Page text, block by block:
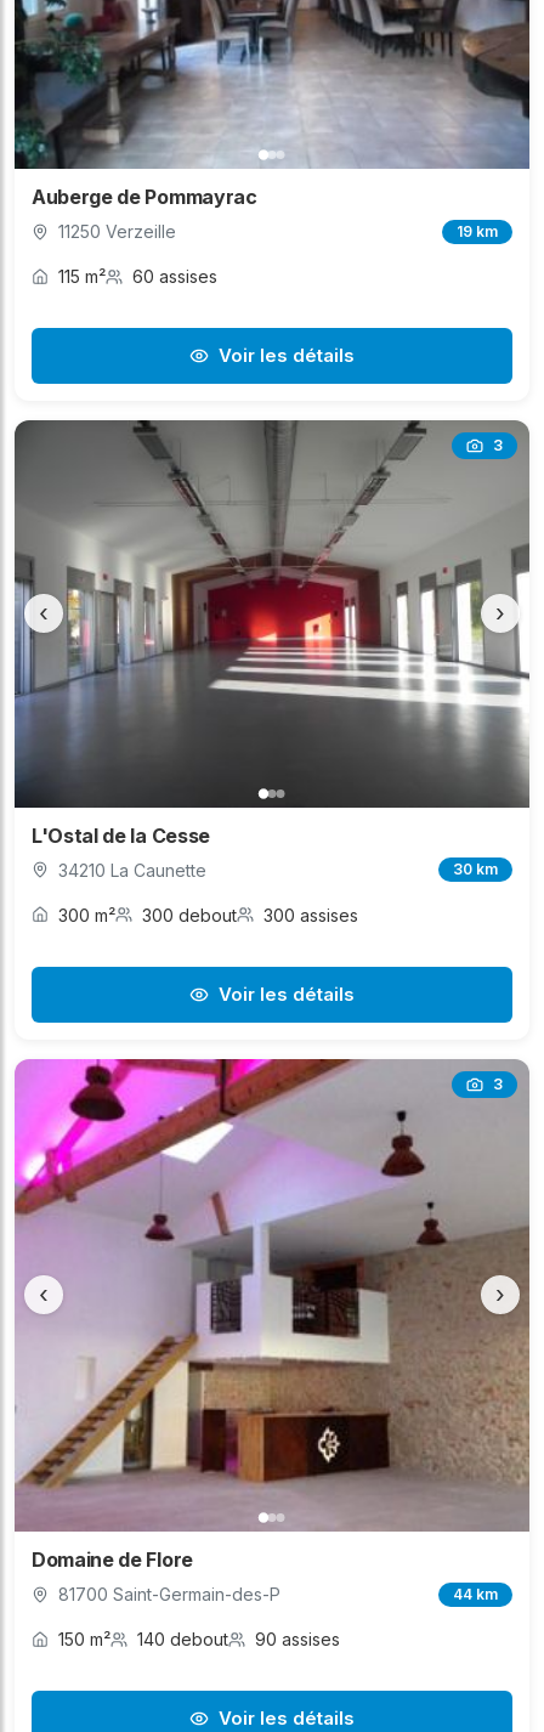
Auberge de Pommayrac
11250 Verzeille 19 km
115 m² 60 assises
Voir les détails
3
‹ ›
L'Ostal de la Cesse
34210 La Caunette 30 km
300 m² 300 debout 300 assises
Voir les détails
3
‹ ›
Domaine de Flore
81700 Saint-Germain-des-P 44 km
150 m² 140 debout 90 assises
Voir les détails